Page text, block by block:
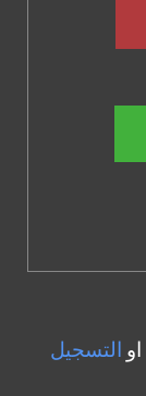
او التسجيل